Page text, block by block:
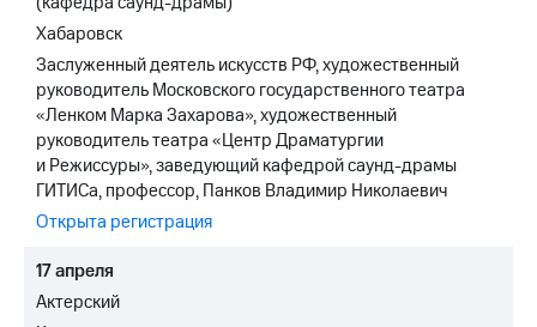
Хабаровск
Заслуженный деятель искусств РФ, художественный
руководитель Московского государственного театра
«Ленком Марка Захарова», художественный
руководитель театра «Центр Драматургии
и Режиссуры», заведующий кафедрой саунд-драмы
ГИТИСа, профессор, Панков Владимир Николаевич
Открыта регистрация
17 апреля
Актерский